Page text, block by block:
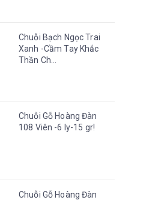
Chuỗi Bạch Ngọc Trai
Xanh -Cầm Tay Khắc
Thần Ch...
Chuỗi Gỗ Hoàng Đàn
108 Viên -6 ly-15 gr!
Chuỗi Gỗ Hoàng Đàn